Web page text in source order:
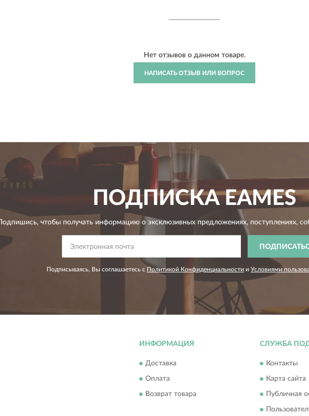
Нет отзывов о данном товаре.
НАПИСАТЬ ОТЗЫВ ИЛИ ВОПРОС
ПОДПИСКАEAMES
Подпишись, чтобы получать информацию о эксклюзивных предложениях,поступлениях,
Подписываясь, Вы соглашаетесь с Политикой Конфиденциальности и Условиями
ИНФОРМАЦИЯ
Доставка
Оплата
Возврат товара
СЛУЖБА
Контакты
Карта сайта
Публичная